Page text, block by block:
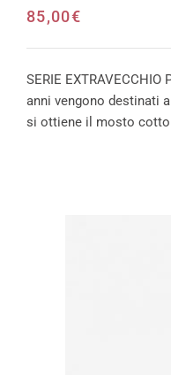
85,00€
SERIE
anni vengono destinati
si ottiene il mosto